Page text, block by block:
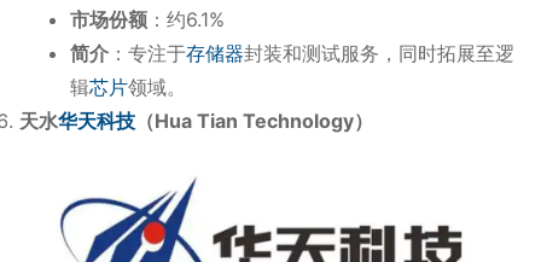
市场份额：约6.1%
简介：专注于存储器封装和测试服务，同时拓展至逻
辑芯片领域。
天水华天科技 （Hua Tian Technology）